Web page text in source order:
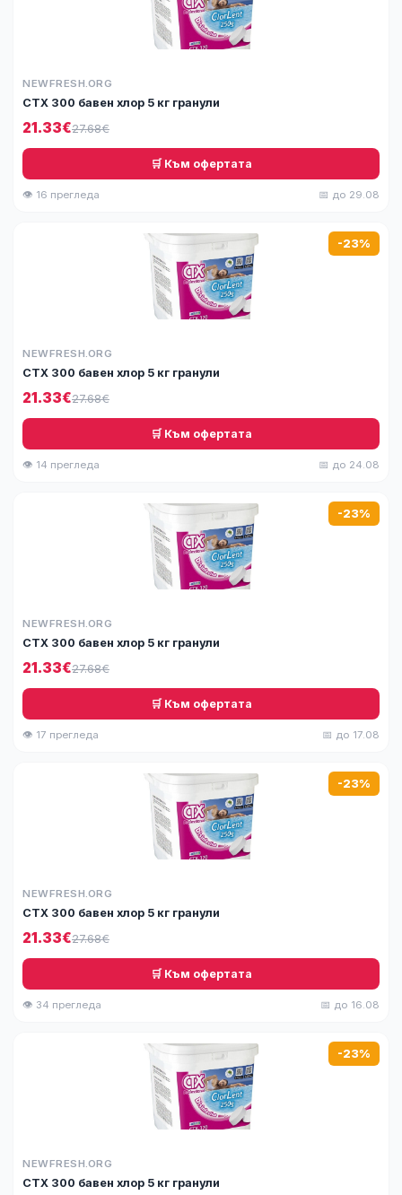
NEWFRESH.ORG
СТХ 300 бавен хлор 5 кг гранули
21.33€27.68€
🛒 Към офертата
👁 16 прегледа 📅 до 29.08
-23%
NEWFRESH.ORG
СТХ 300 бавен хлор 5 кг гранули
21.33€27.68€
🛒 Към офертата
👁 14 прегледа 📅 до 24.08
-23%
NEWFRESH.ORG
СТХ 300 бавен хлор 5 кг гранули
21.33€27.68€
🛒 Към офертата
👁 17 прегледа 📅 до 17.08
-23%
NEWFRESH.ORG
СТХ 300 бавен хлор 5 кг гранули
21.33€27.68€
🛒 Към офертата
👁 34 прегледа 📅 до 16.08
-23%
NEWFRESH.ORG
СТХ 300 бавен хлор 5 кг гранули